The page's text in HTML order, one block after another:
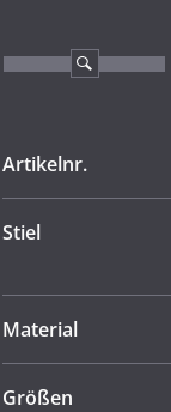
Artikelnr.
Stiel
Material
Größen